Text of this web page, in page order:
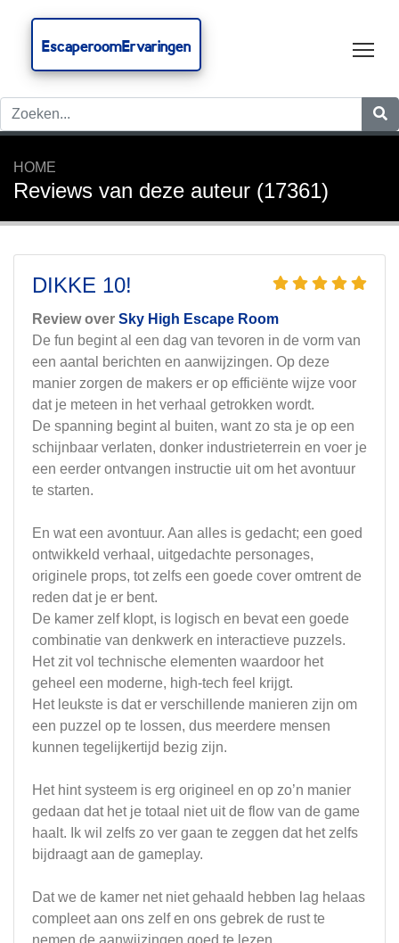
EscaperoomErvaringen
HOME
Reviews van deze auteur (17361)
DIKKE 10!
Review over Sky High Escape Room
De fun begint al een dag van tevoren in de vorm van
een aantal berichten en aanwijzingen. Op deze
manier zorgen de makers er op efficiënte wijze voor
dat je meteen in het verhaal getrokken wordt.
De spanning begint al buiten, want zo sta je op een
schijnbaar verlaten, donker industrieterrein en voer je
een eerder ontvangen instructie uit om het avontuur
te starten.
En wat een avontuur. Aan alles is gedacht; een goed
ontwikkeld verhaal, uitgedachte personages,
originele props, tot zelfs een goede cover omtrent de
reden dat je er bent.
De kamer zelf klopt, is logisch en bevat een goede
combinatie van denkwerk en interactieve puzzels.
Het zit vol technische elementen waardoor het
geheel een moderne, high-tech feel krijgt.
Het leukste is dat er verschillende manieren zijn om
een puzzel op te lossen, dus meerdere mensen
kunnen tegelijkertijd bezig zijn.
Het hint systeem is erg origineel en op zo’n manier
gedaan dat het je totaal niet uit de flow van de game
haalt. Ik wil zelfs zo ver gaan te zeggen dat het zelfs
bijdraagt aan de gameplay.
Dat we de kamer net niet gehaald hebben lag helaas
compleet aan ons zelf en ons gebrek de rust te
nemen de aanwijzingen goed te lezen.